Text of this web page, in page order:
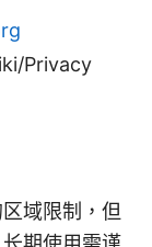
Privacy
域限制，但